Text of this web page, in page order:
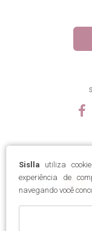
Sislla utiliza
experiência de
navegando você